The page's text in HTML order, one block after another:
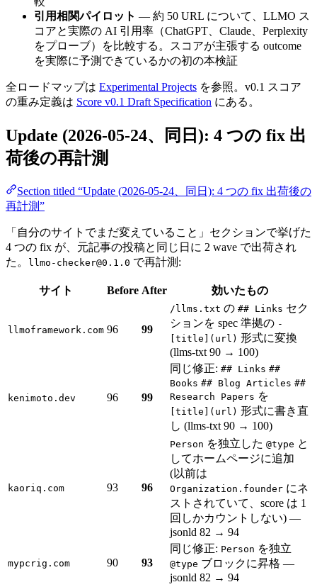
引用相関パイロット — 約 50 URL について、LLMO ス
コアと実際の AI 引用率（ChatGPT、Claude、Perplexity
をプローブ）を比較する。スコアが主張する outcome
を実際に予測できているかの初の本検証
全ロードマップは Experimental Projects を参照。v0.1 スコア
の重み定義は Score v0.1 Draft Specification にある。
Update (2026-05-24、同日): 4 つの fix 出
荷後の再計測
Section titled “Update (2026-05-24、同日): 4 つの fix 出荷後の
再計測”
「自分のサイトでまだ変えていること」セクションで挙げた
4 つの fix が、元記事の投稿と同じ日に 2 wave で出荷され
た。
llmo-checker@0.1.0 で再計測:
サイト Before After 効いたもの
llmoframework.com 96 99
/llms.txt の ## Links セク
ションを spec 準拠の -
[title](url) 形式に変換
(llms-txt 90 → 100)
kenimoto.dev 96 99
同じ修正: ## Links ##
Books ## Blog Articles ##
Research Papers を
[title](url) 形式に書き直
し (llms-txt 90 → 100)
kaoriq.com 93 96
Person を独立した @type と
してホームページに追加
(以前は
Organization.founder にネ
ストされていて、score は 1
回しかカウントしない) —
jsonld 82 → 94
mypcrig.com 90 93
同じ修正: Person を独立
@type ブロックに昇格 —
jsonld 82 → 94